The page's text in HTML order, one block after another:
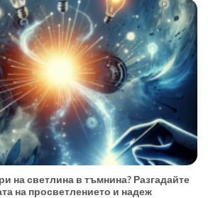
на светлина в тъмнина? Разгадайте
на просветлението и надеж